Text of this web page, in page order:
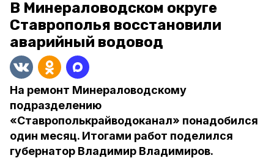
В Минераловодском округе
Ставрополья восстановили
аварийный водовод
На ремонт Минераловодскому
подразделению
«Ставрополькрайводоканал» понадобился
один месяц. Итогами работ поделился
губернатор Владимир Владимиров.